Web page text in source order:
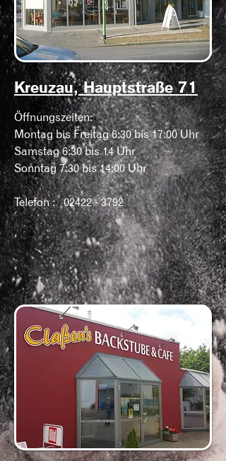
Kreuzau, Hauptstraße 71
Öffnungszeiten:
Montag bis Freitag 6:30 bis 17:00 Uhr
Samstag 6:30 bis 14 Uhr
Sonntag 7:30 bis 14:00 Uhr
Telefon :02422 - 3792